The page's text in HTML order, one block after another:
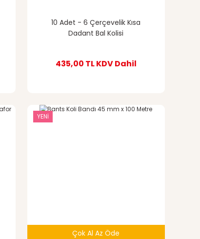
10 Adet - 6 Çerçevelik Kısa
Dadant Bal Kolisi
435,00 TLKDV Dahil
YENİ
Çok Al Az Öde